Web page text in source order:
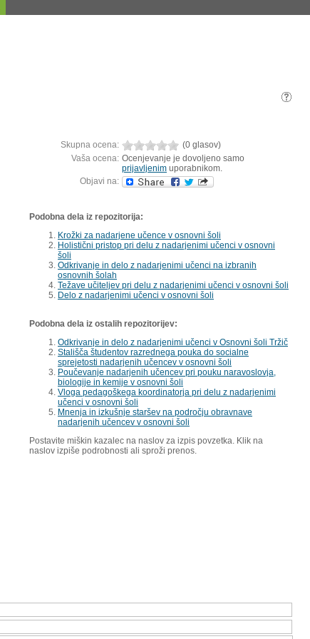
Skupna ocena:
(0 glasov)
Vaša ocena: Ocenjevanje je dovoljeno samo
prijavljenim uporabnikom.
Objavi na:
Podobna dela iz repozitorija:
Krožki za nadarjene učence v osnovni šoli
Holistični pristop pri delu z nadarjenimi učenci v osnovni
šoli
Odkrivanje in delo z nadarjenimi učenci na izbranih
osnovnih šolah
Težave učiteljev pri delu z nadarjenimi učenci v osnovni šoli
Delo z nadarjenimi učenci v osnovni šoli
Podobna dela iz ostalih repozitorijev:
Odkrivanje in delo z nadarjenimi učenci v Osnovni šoli Tržič
Stališča študentov razrednega pouka do socialne
sprejetosti nadarjenih učencev v osnovni šoli
Poučevanje nadarjenih učencev pri pouku naravoslovja,
biologije in kemije v osnovni šoli
Vloga pedagoškega koordinatorja pri delu z nadarjenimi
učenci v osnovni šoli
Mnenja in izkušnje staršev na področju obravnave
nadarjenih učencev v osnovni šoli
Postavite miškin kazalec na naslov za izpis povzetka. Klik na
naslov izpiše podrobnosti ali sproži prenos.